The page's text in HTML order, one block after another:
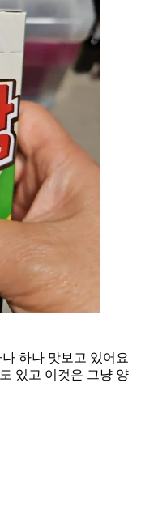
하나 맛보고 있어요
있고 이것은 그냥 양